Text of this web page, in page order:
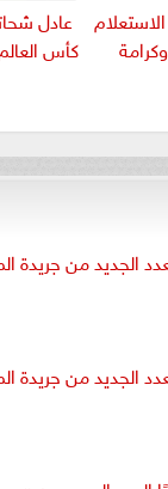
عادل
كأس
الجديد من جريدة
الجديد من جريدة